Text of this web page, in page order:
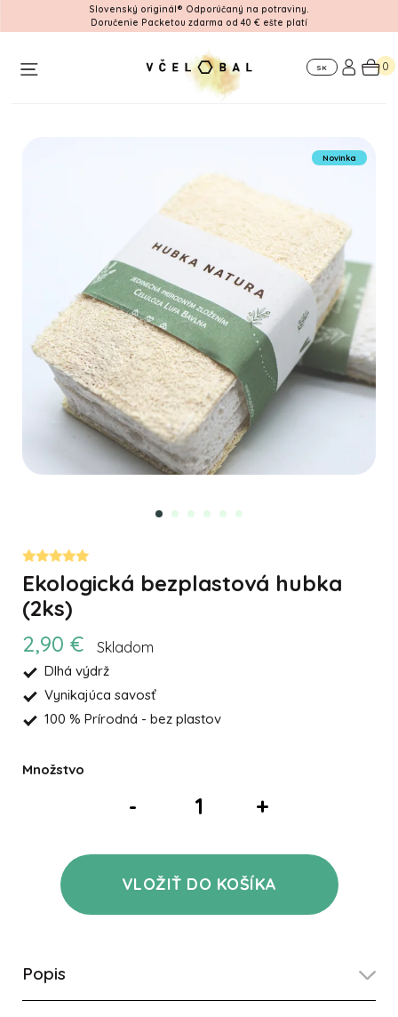
Slovenský originál® Odporúčaný na potraviny.
Doručenie Packetou zdarma od 40 € ešte platí
firmy
nás
SK 0
Novinka
Ekologická bezplastová hubka
(2ks)
2,90 €
Skladom
Dlhá výdrž
Vynikajúca savosť
100 % Prírodná - bez plastov
Množstvo
- +
VLOŽIŤ DO KOŠÍKA
Popis